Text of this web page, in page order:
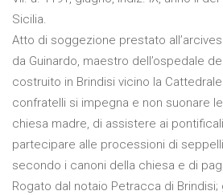
Sicilia.
Atto di soggezione prestato
da Guinardo, maestro dell’ospedale
costruito in Brindisi vicino la
confratelli si impegna e non suonare
chiesa madre, di assistere ai
partecipare alle processioni di
secondo i canoni della chiesa e di
Rogato dal notaio Petracca di